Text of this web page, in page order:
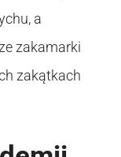
a
zakamarki
zakątkach